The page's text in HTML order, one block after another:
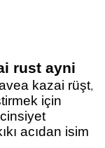
58 59
rust ayni
kazai rüşt,
için
cinsiyet
acıdan isim